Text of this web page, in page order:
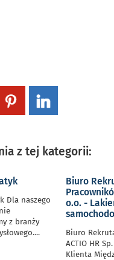
z tej kategorii:
Dla naszego
z branży
...
Biuro
o.o. -
Biuro
ACTIO HR
Klienta